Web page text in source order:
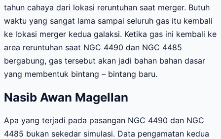
tahun cahaya dari lokasi reruntuhan saat merger. Butuh
waktu yang sangat lama sampai seluruh gas itu kembali
ke lokasi merger kedua galaksi. Ketika gas ini kembali ke
area reruntuhan saat NGC 4490 dan NGC 4485
bergabung, gas tersebut akan jadi bahan bahan dasar
yang membentuk bintang – bintang baru.
Nasib Awan Magellan
Apa yang terjadi pada pasangan NGC 4490 dan NGC
4485 bukan sekedar simulasi. Data pengamatan kedua